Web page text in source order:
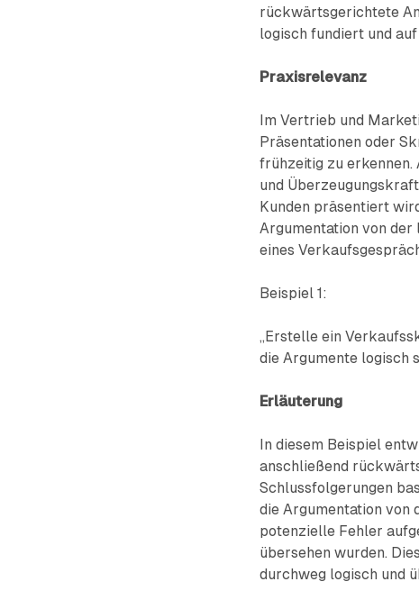
rückwärtsgerichtete
logisch fundiert und
Praxisrelevanz
Im Vertrieb und
Präsentationen oder
frühzeitig zu erkennen.
und
Kunden präsentiert
Argumentation von
eines
Beispiel 1:
„Erstelle ein
die Argumente logisch
Erläuterung
In diesem Beispiel
anschließend
Schlussfolgerungen
die Argumentation von
potenzielle Fehler
übersehen wurden.
durchweg logisch und